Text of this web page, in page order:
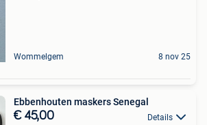
Wommelgem 8 nov 25
Ebbenhouten maskers Senegal
€ 45,00 Details